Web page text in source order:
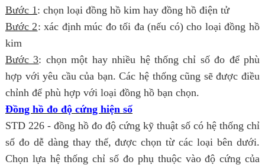
Bước 1: chọn loại đồng hồ kim hay đồng hồ điện tử
Bước 2: xác định múc đo tối đa (nếu có) cho loại đồng hồ
kim
Bước 3: chọn một hay nhiều hệ thống chỉ số đo để phù
hợp với yêu cầu của bạn. Các hệ thống cũng sẽ được điều
chỉnh để phù hợp với loại đồng hồ bạn chọn.
Đồng hồ đo độ cứng hiện số
STD 226 - đồng hồ đo độ cứng kỹ thuật số có hệ thống chỉ
số đo dễ dàng thay thế, được chọn từ các loại bên dưới.
Chọn lựa hệ thống chỉ số đo phụ thuộc vào độ cứng của